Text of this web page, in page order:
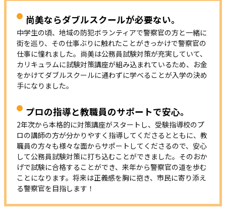
尚美ならダブルスクールが必要ない。
中学生の頃、地域の防犯ボランティアで警察官の方と一緒に
街を巡り、その仕事ぶりに触れたことがきっかけで警察官の
仕事に憧れました。尚美は公務員試験対策が充実していて、
カリキュラムに試験対策講座が組み込まれているため、お金
をかけてダブルスクールに通わずに学べることが入学の決め
手になりました。
プロの指導と教職員のサポートで安心。
2年次から本格的に対策講座がスタートし、受験指導校のプ
ロの講師の方が分かりやすく指導してくださるとともに、教
職員の方々も様々な面からサポートしてくださるので、安心
して公務員試験対策に打ち込むことができました。そのおか
げで試験に合格することができ、来年から警察官の道を歩む
ことになります。将来は正義感を胸に抱き、市民に寄り添え
る警察官を目指します！